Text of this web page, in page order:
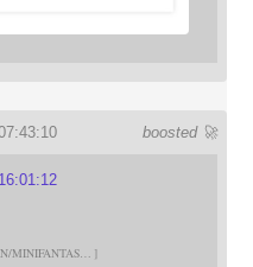
boosted 🚀
MINIFANTAS